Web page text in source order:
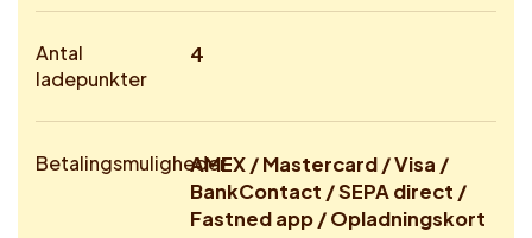
Antal
ladepunkter
4
BetalingsmulighederAMEX / Mastercard / Visa /
BankContact / SEPA direct /
Fastned app / Opladningskort